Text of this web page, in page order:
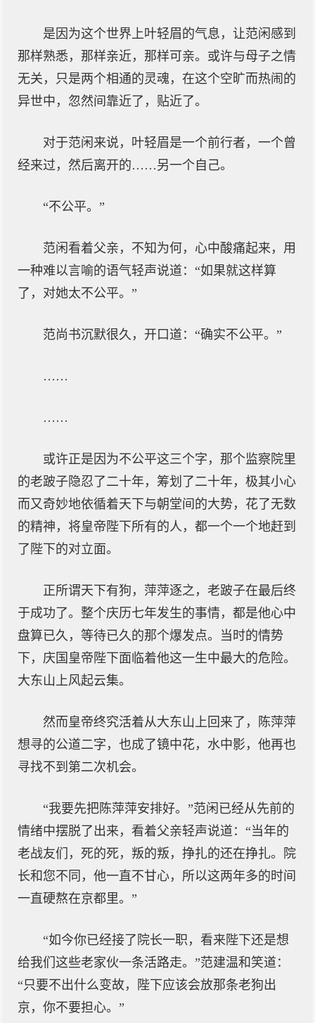
是因为这个世界上叶轻眉的气息，让范闲感到
那样熟悉，那样亲近，那样可亲。或许与母子之情
无关，只是两个相通的灵魂，在这个空旷而热闹的
异世中，忽然间靠近了，贴近了。
对于范闲来说，叶轻眉是一个前行者，一个曾
经来过，然后离开的……另一个自己。
“不公平。”
范闲看着父亲，不知为何，心中酸痛起来，用
一种难以言喻的语气轻声说道：“如果就这样算
了，对她太不公平。”
范尚书沉默很久，开口道：“确实不公平。”
……
……
或许正是因为不公平这三个字，那个监察院里
的老跛子隐忍了二十年，筹划了二十年，极其小心
而又奇妙地依循着天下与朝堂间的大势，花了无数
的精神，将皇帝陛下所有的人，都一个一个地赶到
了陛下的对立面。
正所谓天下有狗，萍萍逐之，老跛子在最后终
于成功了。整个庆历七年发生的事情，都是他心中
盘算已久，等待已久的那个爆发点。当时的情势
下，庆国皇帝陛下面临着他这一生中最大的危险。
大东山上风起云集。
然而皇帝终究活着从大东山上回来了，陈萍萍
想寻的公道二字，也成了镜中花，水中影，他再也
寻找不到第二次机会。
“我要先把陈萍萍安排好。”范闲已经从先前的
情绪中摆脱了出来，看着父亲轻声说道：“当年的
老战友们，死的死，叛的叛，挣扎的还在挣扎。院
长和您不同，他一直不甘心，所以这两年多的时间
一直硬熬在京都里。”
“如今你已经接了院长一职，看来陛下还是想
给我们这些老家伙一条活路走。”范建温和笑道：
“只要不出什么变故，陛下应该会放那条老狗出
京，你不要担心。”